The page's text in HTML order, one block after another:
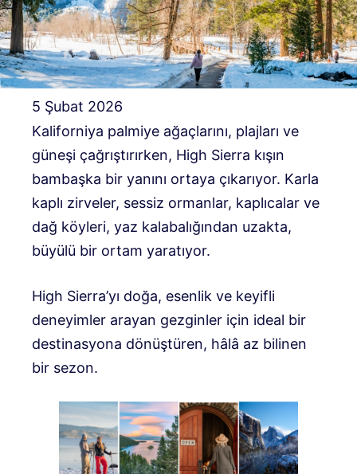
5 Şubat 2026
Kaliforniya palmiye ağaçlarını, plajları ve
güneşi çağrıştırırken, High Sierra kışın
bambaşka bir yanını ortaya çıkarıyor. Karla
kaplı zirveler, sessiz ormanlar, kaplıcalar ve
dağ köyleri, yaz kalabalığından uzakta,
büyülü bir ortam yaratıyor.
High Sierra’yı doğa, esenlik ve keyifli
deneyimler arayan gezginler için ideal bir
destinasyona dönüştüren, hâlâ az bilinen
bir sezon.